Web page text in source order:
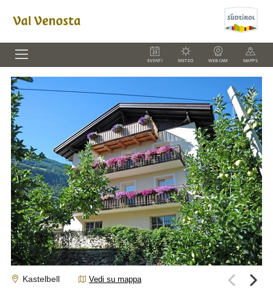
EVENTI METEO WEBCAM MAPPS